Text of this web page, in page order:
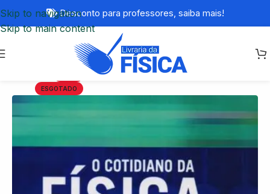
Skip to navigation
Skip to main content
Desconto para professores, saiba mais!
ESGOTADO